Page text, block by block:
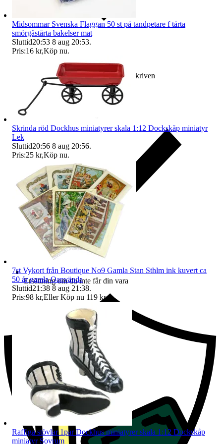
Ersättning om varan inte är som beskriven
Ersättning om du inte får din vara
Midsommar Svenska Flaggan 50 st på tandpetare f tårta
smörgåstårta bakelser mat
Sluttid20:53 8 aug 20:53.
Pris:16 kr,Köp nu.
Skrinda röd Dockhus miniatyrer skala 1:12 Dockskåp miniatyr
Lek
Sluttid20:56 8 aug 20:56.
Pris:25 kr,Köp nu.
7st Vykort från Boutique No9 Gamla Stan Sthlm ink kuvert ca
50 år gamla Oanvända
Sluttid21:38 8 aug 21:38.
Pris:98 kr,Eller Köp nu 119 kr,.
Raffiga stövlar 1par Dockhus miniatyrer skala 1:12 Dockskåp
miniatyr Sovrum